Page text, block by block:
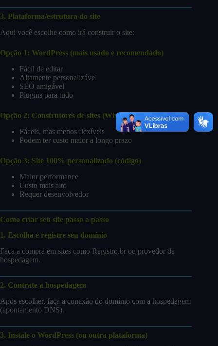
3. Plataforma/estrutura do site
Aqui você escolhe como irá construir o site:
Opção 1: WordPress (mais usado e recomendado)
Fácil de editar
Altamente personalizável
SEO amigável
Plugins para tudo
Opção 2: Construtores de sites (Wix, Webflow, etc.)
Fáceis, mas menos flexíveis
Podem ter custo maior a longo prazo
Opção 3: Site 100% personalizado (código)
Maior performance
Custo mais alto
Requer desenvolvedor
Como criar seu site passo a passo
1. Escolha e registre seu domínio
Faça a compra em sites como Registro.br ou provedor de
hospedagem.
2. Contrate a hospedagem
Após escolher, faça a conexão do domínio com a hospedagem
(apontamento DNS).
3. Instale o WordPress (ou outra plataforma)